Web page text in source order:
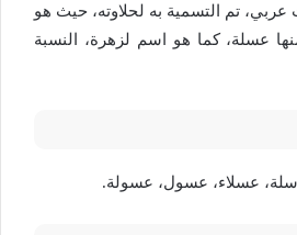
تم التسمية به لحلاوته، حيث هو
عسلة، كما هو اسم لزهرة، النسبة
عسلاء، عسول، عسولة.